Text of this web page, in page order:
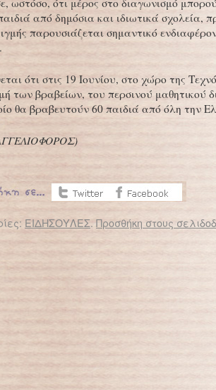
ωστόσο, ότι μέρος στο διαγωνισμό
από δημόσια και ιδιωτικά σχολεία,
παρουσιάζεται σημαντικό
ότι στις 19 Ιουνίου, στο χώρο της
των βραβείων, του περσινού μαθητικού
θα βραβευτούν 60 παιδιά από όλη την
)
ΕΙΔΗΣΟΥΛΕΣ.Προσθήκη στους
στο %s
να πεις, γιατί έχεις κάνει ήδη τόσα πολλά…